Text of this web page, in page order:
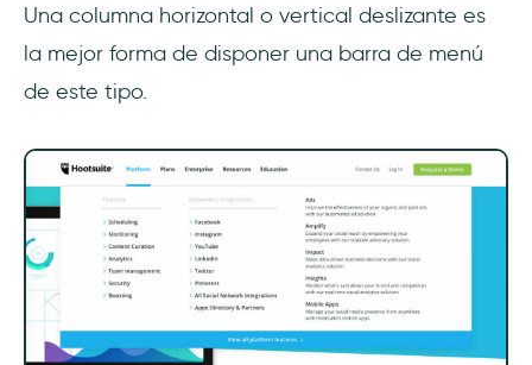
Una columna horizontal o vertical deslizante es
la mejor forma de disponer una barra de menú
de este tipo.